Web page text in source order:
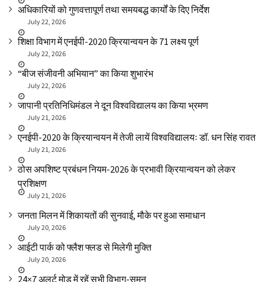
अधिकारियों को गुणवत्तापूर्ण तथा समयबद्ध कार्यों के दिए निर्देश
July 22, 2026
शिक्षा विभाग में एनईपी-2020 क्रियान्वयन के 71 लक्ष्य पूर्ण
July 22, 2026
“बीज संजीवनी अभियान” का किया शुभारंभ
July 22, 2026
जापानी प्रतिनिधिमंडल ने दून विश्वविद्यालय का किया भ्रमण
July 21, 2026
एनईपी-2020 के क्रियान्वयन में तेजी लायें विश्वविद्यालयः डॉ. धन सिंह रावत
July 21, 2026
ठोस अपशिष्ट प्रबंधन नियम-2026 के प्रभावी क्रियान्वयन को लेकर
प्रशिक्षण
July 21, 2026
जनता मिलन में शिकायतों की सुनवाई, मौके पर हुआ समाधान
July 20, 2026
आईटी पार्क को फ्लैश फ्लड से मिलेगी मुक्ति
July 20, 2026
24×7 अलर्ट मोड में रहें सभी विभाग-सुमन